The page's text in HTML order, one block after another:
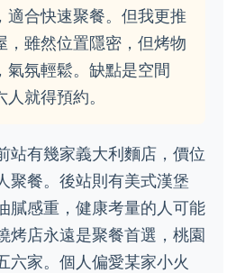
適合快速聚餐。但我更推
，雖然位置隱密，但烤物
氣氛輕鬆。缺點是空間
就得預約。
站有幾家義大利麵店，價位
聚餐。後站則有美式漢堡
膩感重，健康考量的人可能
烤店永遠是聚餐首選，桃園
六家。個人偏愛某家小火